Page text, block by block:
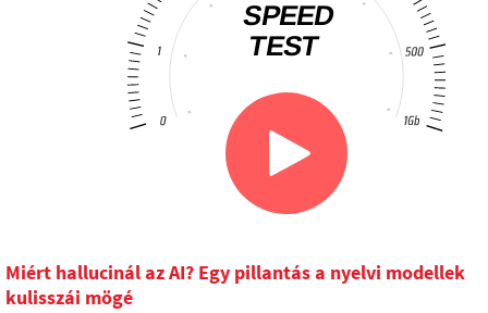
Miért hallucinál az AI? Egy pillantás a nyelvi modellek
kulisszái mögé